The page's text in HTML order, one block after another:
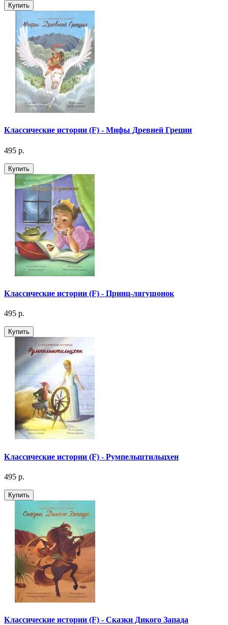
Купить
Классические истории (F) - Мифы Древней Греции
495 р.
Купить
Классические истории (F) - Принц-лягушонок
495 р.
Купить
Классические истории (F) - Румпельштильцхен
495 р.
Купить
Классические истории (F) - Сказки Дикого Запада